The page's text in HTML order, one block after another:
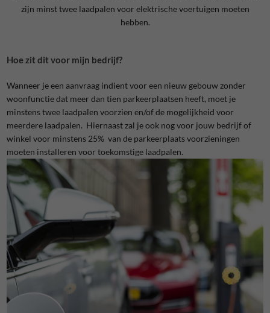
zijn minst twee laadpalen voor elektrische voertuigen moeten
hebben.
Hoe zit dit voor mijn bedrijf?
Wanneer je een aanvraag indient voor een nieuw gebouw zonder
woonfunctie dat meer dan tien parkeerplaatsen heeft, moet je
minstens twee laadpalen voorzien en/of de mogelijkheid voor
meerdere laadpalen. Hiernaast zal je ook nog voor jouw bedrijf of
winkel voor minstens 25% van de parkeerplaats voorzieningen
moeten installeren voor toekomstige laadpalen.